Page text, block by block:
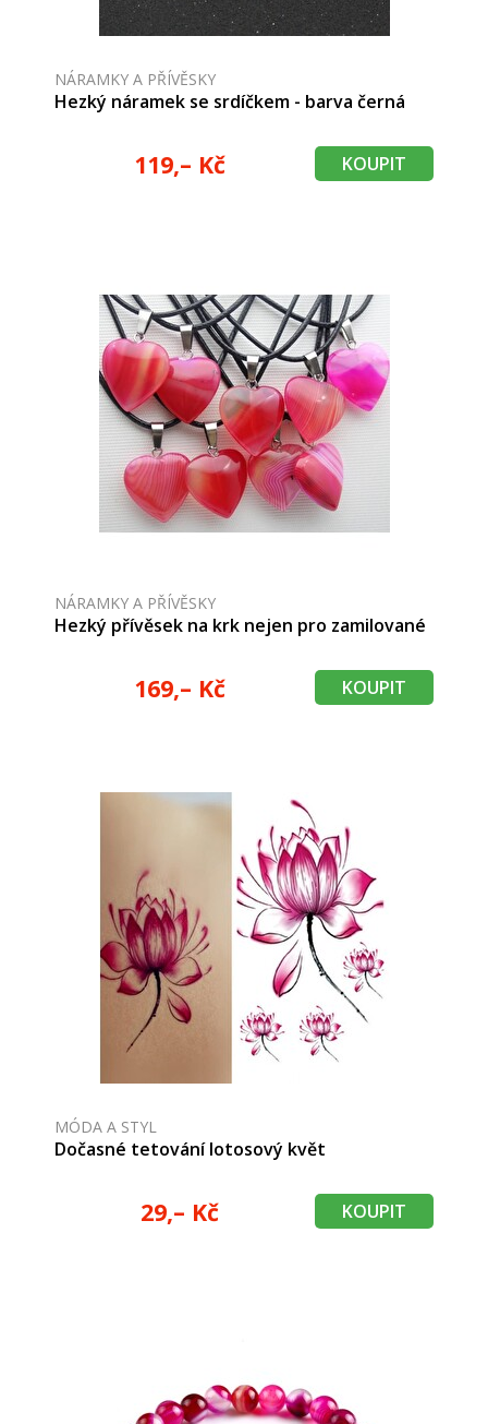
NÁRAMKY A PŘÍVĚSKY
Hezký náramek se srdíčkem - barva černá
119,– Kč KOUPIT
NÁRAMKY A PŘÍVĚSKY
Hezký přívěsek na krk nejen pro zamilované
169,– Kč KOUPIT
MÓDA A STYL
Dočasné tetování lotosový květ
29,– Kč KOUPIT